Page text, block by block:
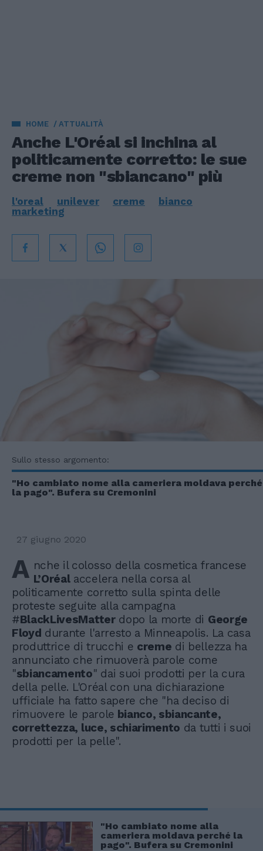
HOME ATTUALITÀ
Anche L'Oréal si inchina al
politicamente corretto: le sue
creme non "sbiancano" più
l'oreal unilever creme
bianco
marketing
Sullo stesso argomento:
"Ho cambiato nome alla cameriera moldava perché
la pago". Bufera su Cremonini
27 giugno 2020
A nche il colosso della cosmetica francese
L’Oréalaccelera nella corsa al
politicamente corretto sulla spinta delle
proteste seguite alla campagna
#BlackLivesMatterdopo la morte di George
Floyd durante l'arresto a Minneapolis. La casa
produttrice di trucchi e creme di bellezza ha
annunciato che rimuoverà parole come
"sbiancamento" dai suoi prodotti per la cura
della pelle. L'Oréal con una dichiarazione
ufficiale ha fatto sapere che "ha deciso di
rimuovere le parole bianco, sbiancante,
correttezza, luce, schiarimento da tutti i suoi
prodotti per la pelle".
"Ho cambiato nome alla
cameriera moldava perché la
pago". Bufera su Cremonini